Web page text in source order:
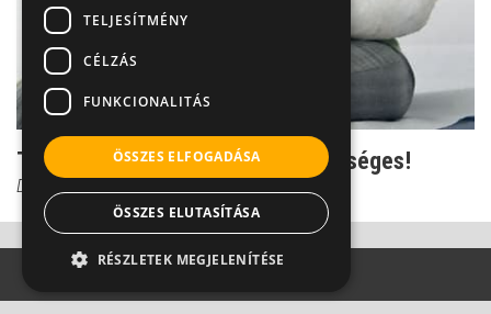
Terhesség és stroke: Sajnos lehetséges!
Dr. Járányi Zsuzsanna Phd.
TELJESÍTMÉNY
CÉLZÁS
FUNKCIONALITÁS
ÖSSZES ELFOGADÁSA
ÖSSZES ELUTASÍTÁSA
RÉSZLETEK MEGJELENÍTÉSE